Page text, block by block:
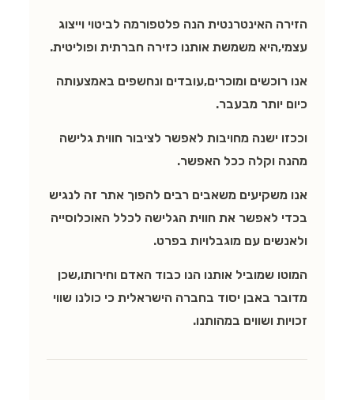
הזירה האינטרנטית הנה פלטפורמה לביטוי וייצוג
עצמי,היא משמשת אותנו כזירה חברתית ופוליטית.
אנו רוכשים ומוכרים,עובדים ונחשפים באמצעותה
כיום יותר מבעבר.
וככזו ישנה מחויבות לאפשר לציבור חווית גלישה
מהנה וקלה ככל האפשר.
אנו משקיעים משאבים רבים להפוך אתר זה לנגיש
בכדי לאפשר את חווית הגלישה לכלל האוכלוסייה
ולאנשים עם מוגבלויות בפרט.
המוטו שמוביל אותנו הנו כבוד האדם וחירותו,שכן
מדובר באבן יסוד בחברה הישראלית כי כולנו שווי
זכויות ושווים במהותנו.